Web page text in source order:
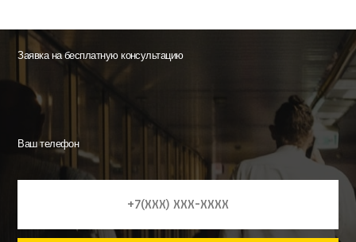
Заявка на бесплатную консультацию
Ваш телефон